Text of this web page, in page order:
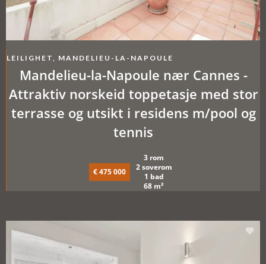
LEILIGHET, MANDELIEU-LA-NAPOULE
Mandelieu-la-Napoule nær Cannes -
Attraktiv norskeid toppetasje med stor
terrasse og utsikt i residens m/pool og
tennis
€ 475 000
3 rom
2 soverom
1 bad
68 m²